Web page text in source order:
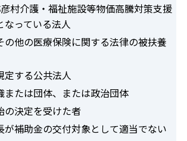
村介護・福祉施設等物価高騰対策支援
なっている法人
の他の医療保険に関する法律の被扶養
定する公共法人
または団体、または政治団体
の決定を受けた者
が補助金の交付対象として適当でない